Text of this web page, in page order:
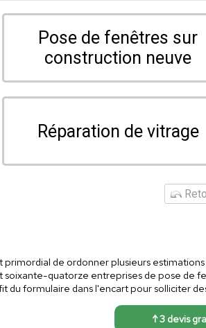
Pose de fenêtres sur
construction neuve
Réparation de vitrage
primordial de ordonner plusieurs
soixante-quatorze entreprises de pose de
du formulaire dans l'encart pour solliciter
↑ 3 devis